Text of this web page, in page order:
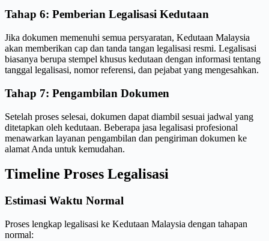
Tahap 6: Pemberian Legalisasi Kedutaan
Jika dokumen memenuhi semua persyaratan, Kedutaan Malaysia
akan memberikan cap dan tanda tangan legalisasi resmi. Legalisasi
biasanya berupa stempel khusus kedutaan dengan informasi tentang
tanggal legalisasi, nomor referensi, dan pejabat yang mengesahkan.
Tahap 7: Pengambilan Dokumen
Setelah proses selesai, dokumen dapat diambil sesuai jadwal yang
ditetapkan oleh kedutaan. Beberapa jasa legalisasi profesional
menawarkan layanan pengambilan dan pengiriman dokumen ke
alamat Anda untuk kemudahan.
Timeline Proses Legalisasi
Estimasi Waktu Normal
Proses lengkap legalisasi ke Kedutaan Malaysia dengan tahapan
normal: